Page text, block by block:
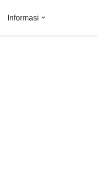
Informasi